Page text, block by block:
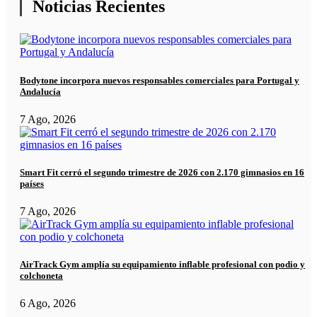
Noticias Recientes
Bodytone incorpora nuevos responsables comerciales para Portugal y
Andalucía
7 Ago, 2026
Smart Fit cerró el segundo trimestre de 2026 con 2.170 gimnasios en 16
países
7 Ago, 2026
AirTrack Gym amplía su equipamiento inflable profesional con podio y
colchoneta
6 Ago, 2026